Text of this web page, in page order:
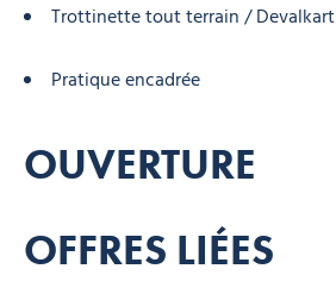
Trottinette tout terrain / Devalkart
Pratique encadrée
OUVERTURE
OFFRES LIÉES